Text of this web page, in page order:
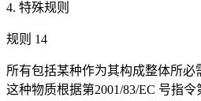
4. 特殊规则
规则 14
所有包括某种作为其构成整体所
这种物质根据第2001/83/EC 号指